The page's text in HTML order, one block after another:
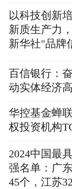
以科技创新
新质生产力
新华社"品牌
百信银行：
动实体经济
华控基金蝉
权投资机构
2024中国最
强名单：广
45个，江苏